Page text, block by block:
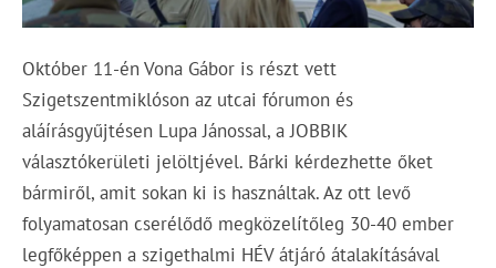
Október 11-én Vona Gábor is részt vett
Szigetszentmiklóson az utcai fórumon és
aláírásgyűjtésen Lupa Jánossal, a JOBBIK
választókerületi jelöltjével. Bárki kérdezhette őket
bármiről, amit sokan ki is használtak. Az ott levő
folyamatosan cserélődő megközelítőleg 30-40 ember
legfőképpen a szigethalmi HÉV átjáró átalakításával